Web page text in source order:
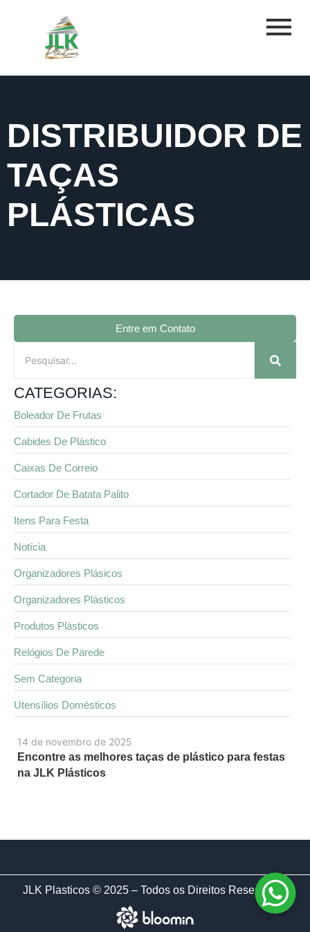
DISTRIBUIDOR DE
TAÇAS
PLÁSTICAS
14 de novembro de 2025
Encontre as melhores taças de plástico para festas
na JLK Plásticos
Entre em Contato
CATEGORIAS:
Boleador De Frutas
Cabides De Plástico
Caixas De Correio
Cortador De Batata Palito
Itens Para Festa
Notícia
Organizadores Plásicos
Organizadores Plásticos
Produtos Plásticos
Relógios De Parede
Sem Categoria
Utensílios Domésticos
JLK Plasticos © 2025 – Todos os Direitos Reservados